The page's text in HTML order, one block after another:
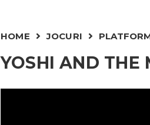
HOME JOCURI
YOSHI AND THE